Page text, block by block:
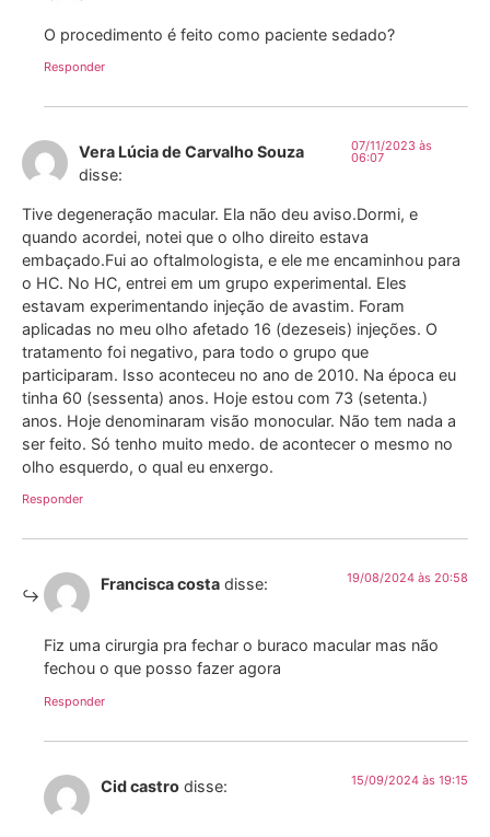
O procedimento é feito como paciente sedado?
Responder
Vera Lúcia de Carvalho Souza
disse:
07/11/2023 às
06:07
Tive degeneração macular. Ela não deu aviso.Dormi, e
quando acordei, notei que o olho direito estava
embaçado.Fui ao oftalmologista, e ele me encaminhou para
o HC. No HC, entrei em um grupo experimental. Eles
estavam experimentando injeção de avastim. Foram
aplicadas no meu olho afetado 16 (dezeseis) injeções. O
tratamento foi negativo, para todo o grupo que
participaram. Isso aconteceu no ano de 2010. Na época eu
tinha 60 (sessenta) anos. Hoje estou com 73 (setenta.)
anos. Hoje denominaram visão monocular. Não tem nada a
ser feito. Só tenho muito medo. de acontecer o mesmo no
olho esquerdo, o qual eu enxergo.
Responder
Francisca costa disse: 19/08/2024 às 20:58
Fiz uma cirurgia pra fechar o buraco macular mas não
fechou o que posso fazer agora
Responder
Cid castro disse: 15/09/2024 às 19:15